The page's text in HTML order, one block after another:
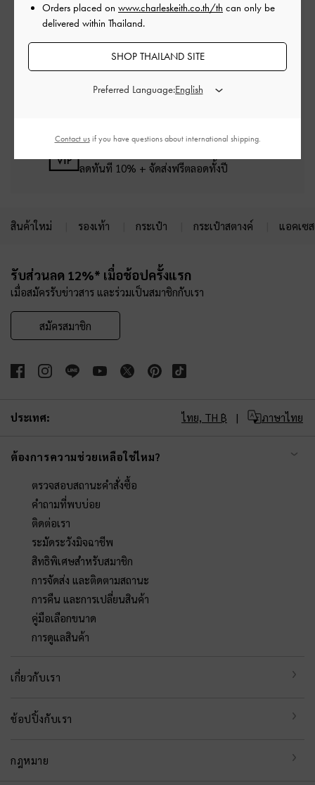
บริการจัดส่งฟรี
การคืน และการเปลี่ยนสินค้า
ลดทันที 10% + จัดส่งฟรีตลอดทั้งปี
สินค้าใหม่ รองเท้า กระเป๋า กระเป๋าสตางค์ แอคเซ
รับส่วนลด 12%* เมื่อช้อปครั้งแรก
เมื่อสมัครรับข่าวสาร และร่วมเป็นสมาชิกกับเรา
สมัครสมาชิก
ประเทศ: ไทย, TH ฿ ภาษาไทย
ต้องการความช่วยเหลือใช่ไหม?
ตรวจสอบสถานะคำสั่งซื้อ
คำถามที่พบบ่อย
ติดต่อเรา
ระมัดระวังมิจฉาชีพ
สิทธิพิเศษสำหรับสมาชิก
การจัดส่ง และติดตามสถานะ
การคืน และการเปลี่ยนสินค้า
คู่มือเลือกขนาด
การดูแลสินค้า
เกี่ยวกับเรา
ช้อปปิ้งกับเรา
กฎหมาย
Orders placed on www.charleskeith.co.th/th can only be
delivered within Thailand.
SHOP THAILAND SITE
Preferred Language:
Contact usif you have questions about international shipping.